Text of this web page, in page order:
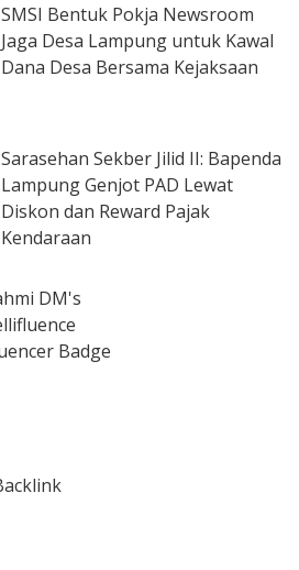
SMSI Bentuk Pokja Newsroom
Jaga Desa Lampung untuk Kawal
Dana Desa Bersama Kejaksaan
Sarasehan Sekber Jilid II: Bapenda
Lampung Genjot PAD Lewat
Diskon dan Reward Pajak
Kendaraan